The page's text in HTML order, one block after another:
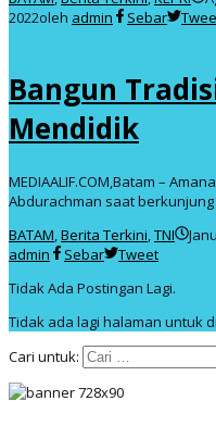
2022oleh admin Sebar
Bangun
Mendidik
MEDIAALIF.COM,Batam –
Abdurachman saat berkunjung
BATAM,Berita Terkini,TNI
admin
Sebar
Tweet
Tidak Ada Postingan Lagi.
Tidak ada lagi halaman untuk
Cari untuk: